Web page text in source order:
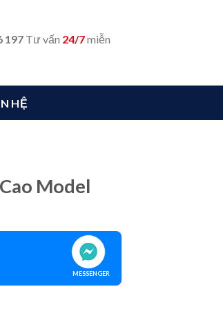
197 Tư vấn 24/7miễn
HỆ
Model
MESSENGER